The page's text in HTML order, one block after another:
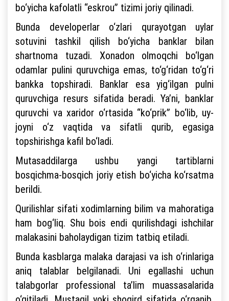
bo‘yicha kafolatli “eskrou” tizimi joriy qilinadi.
Bunda developerlar o‘zlari qurayotgan uylar
sotuvini tashkil qilish bo‘yicha banklar bilan
shartnoma tuzadi. Xonadon olmoqchi bo‘lgan
odamlar pulini quruvchiga emas, to‘g‘ridan to‘g‘ri
bankka topshiradi. Banklar esa yig‘ilgan pulni
quruvchiga resurs sifatida beradi. Ya’ni, banklar
quruvchi va xaridor o‘rtasida “ko‘prik” bo‘lib, uy-
joyni o‘z vaqtida va sifatli qurib, egasiga
topshirishga kafil bo‘ladi.
Mutasaddilarga ushbu yangi tartiblarni
bosqichma-bosqich joriy etish bo‘yicha ko‘rsatma
berildi.
Qurilishlar sifati xodimlarning bilim va mahoratiga
ham bog‘liq. Shu bois endi qurilishdagi ishchilar
malakasini baholaydigan tizim tatbiq etiladi.
Bunda kasblarga malaka darajasi va ish o‘rinlariga
aniq talablar belgilanadi. Uni egallashi uchun
talabgorlar professional ta’lim muassasalarida